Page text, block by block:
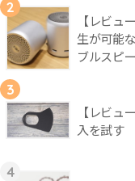
2
【レビュ
生が可能
ブルスピ
3
【レビュ
入を試す
4